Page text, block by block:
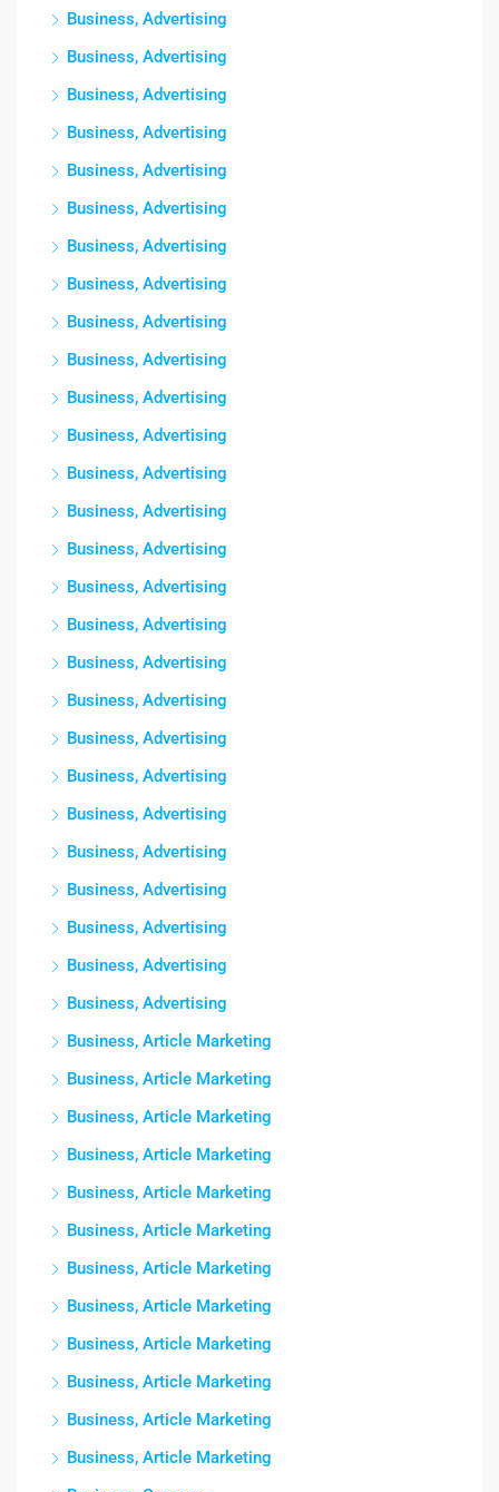
Business, Advertising
Business, Advertising
Business, Advertising
Business, Advertising
Business, Advertising
Business, Advertising
Business, Advertising
Business, Advertising
Business, Advertising
Business, Advertising
Business, Advertising
Business, Advertising
Business, Advertising
Business, Advertising
Business, Advertising
Business, Advertising
Business, Advertising
Business, Advertising
Business, Advertising
Business, Advertising
Business, Advertising
Business, Advertising
Business, Advertising
Business, Advertising
Business, Advertising
Business, Advertising
Business, Advertising
Business, Article Marketing
Business, Article Marketing
Business, Article Marketing
Business, Article Marketing
Business, Article Marketing
Business, Article Marketing
Business, Article Marketing
Business, Article Marketing
Business, Article Marketing
Business, Article Marketing
Business, Article Marketing
Business, Article Marketing